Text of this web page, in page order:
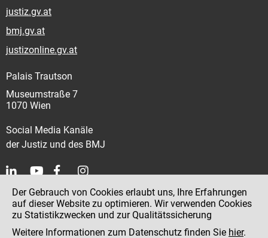
justiz.gv.at
bmj.gv.at
justizonline.gv.at
Palais Trautson
Museumstraße 7
1070 Wien
Social Media Kanäle
der Justiz und des BMJ
Kontakt
Impressum
Datenschutz
Der Gebrauch von Cookies erlaubt uns, Ihre Erfahrungen
auf dieser Website zu optimieren. Wir verwenden Cookies
zu Statistikzwecken und zur Qualitätssicherung
Weitere Informationen zum Datenschutz finden Sie hier.